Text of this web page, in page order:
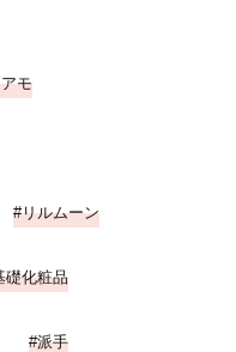
モ
リルムーン
礎化粧品
派手